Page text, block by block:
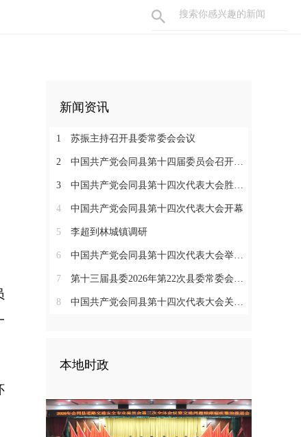
新闻资讯
1 苏振主持召开县委常委会会议
2 中国共产党会同县第十四届委员会召开第一次全体会议
3 中国共产党会同县第十四次代表大会胜利闭幕
4 中国共产党会同县第十四次代表大会开幕
5 李超到林城镇调研
6 中国共产党会同县第十四次代表大会举行严肃换届纪律专题培训会
7 第十三届县委2026年第22次县委常委会会议召开
8 中国共产党会同县第十四次代表大会关于中共会同县第十三届委员会报告的决议
本地时政